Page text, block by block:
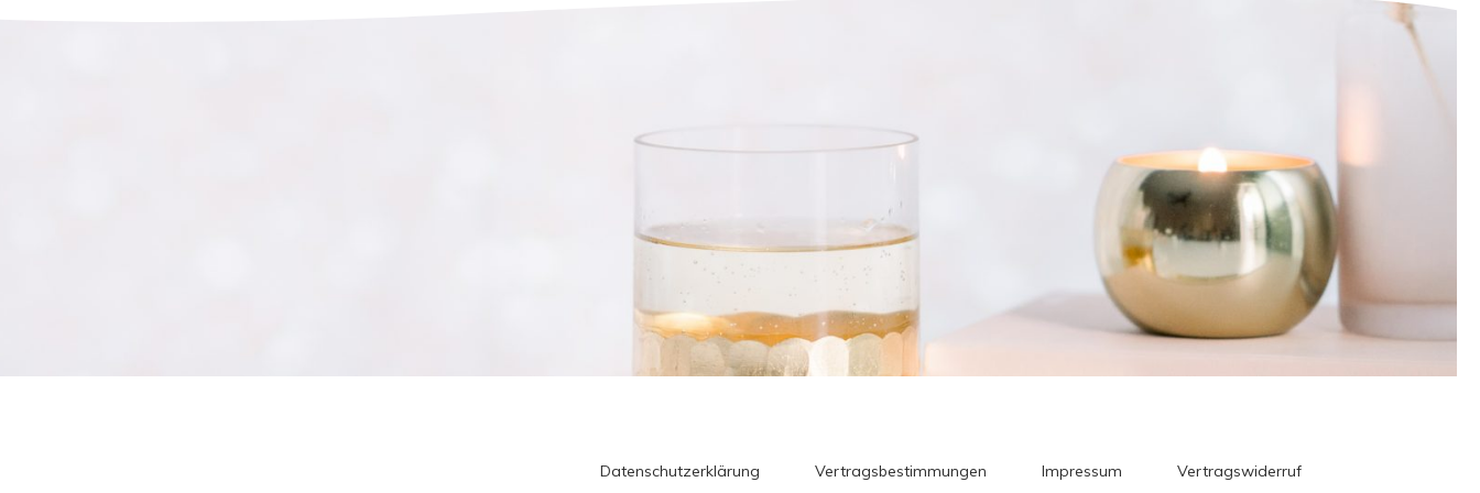
Datenschutzerklärung Vertragsbestimmungen Impressum Vertragswiderruf